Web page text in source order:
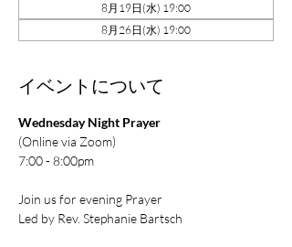
8月19日(水) 19:00
8月26日(水) 19:00
イベントについて
Wednesday Night Prayer
(Online via Zoom)
7:00 - 8:00pm
Join us for evening Prayer
Led by Rev. Stephanie Bartsch